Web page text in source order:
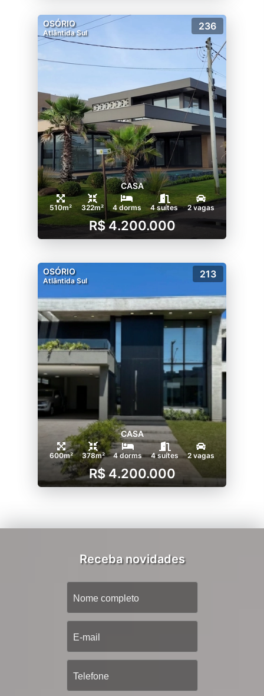
OSÓRIO
Atlântida Sul
236
CASA
510m² 322m² 4 dorms 4 suítes 2 vagas
R$ 4.200.000
OSÓRIO
Atlântida Sul
213
CASA
600m² 378m² 4 dorms 4 suítes 2 vagas
R$ 4.200.000
Receba novidades